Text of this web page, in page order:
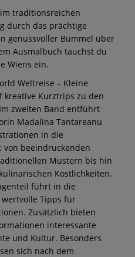
traditionsreichen
durch das prächtige
genussvoller Bummel über
Ausmalbuch tauchst du
Wiens ein.
Weltreise – Kleine
kreative Kurztrips zu den
zweiten Band entführt
Madalina Tantareanu
in die
von beeindruckenden
Mustern bis hin
Köstlichkeiten.
führt in die
Tipps für
Zusätzlich bieten
interessante
und Kultur. Besonders
sich nach dem